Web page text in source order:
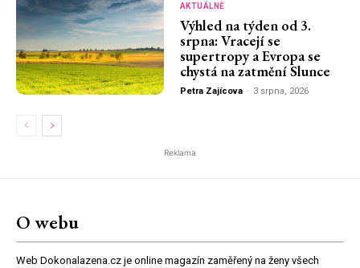
AKTUÁLNĚ
Výhled na týden od 3.
srpna: Vracejí se
supertropy a Evropa se
chystá na zatmění Slunce
Petra Zajícova - 3 srpna, 2026
Reklama
O webu
Web Dokonalazena.cz je online magazín zaměřený na ženy všech